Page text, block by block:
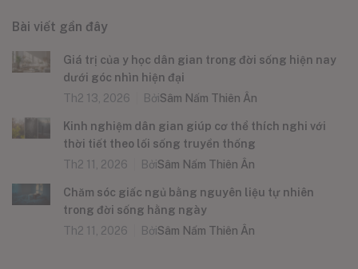
Bài viết gần đây
Giá trị của y học dân gian trong đời sống hiện nay
dưới góc nhìn hiện đại
Th2 13, 2026
BởiSâm Nấm Thiên Ân
Kinh nghiệm dân gian giúp cơ thể thích nghi với
thời tiết theo lối sống truyền thống
Th2 11, 2026
BởiSâm Nấm Thiên Ân
Chăm sóc giấc ngủ bằng nguyên liệu tự nhiên
trong đời sống hằng ngày
Th2 11, 2026
BởiSâm Nấm Thiên Ân